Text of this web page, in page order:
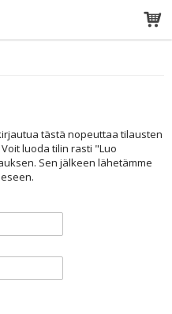
tästä nopeuttaa tilausten
luoda tilin rasti "Luo
Sen jälkeen lähetämme